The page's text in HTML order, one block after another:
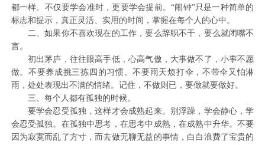
都一样。不仅要学会准时，更要学会提前。“闹钟”只是一种简单的
标志和提示，真正灵活、实用的时间，掌握在每个人的心中。
二、如果你不喜欢现在的工作，要么辞职不干，要么就闭嘴不
言。
初出茅庐，往往眼高手低，心高气傲，大事做不了，小事不愿
做。不要养成挑三拣四的习惯。不要雨天烦打伞，不带伞又怕淋
雨，处处表现出不满的情绪。记住，不做则已，要做就要做好。
三、每个人都有孤独的时候。
要学会忍受孤独，这样才会成熟起来。别浮躁，学会静心，学
会忍受孤独。在孤独中思考，在思考中成熟，在成熟中升华。不要
因为寂寞而乱了方寸，而去做无聊无益的事情，白白浪费了宝贵的